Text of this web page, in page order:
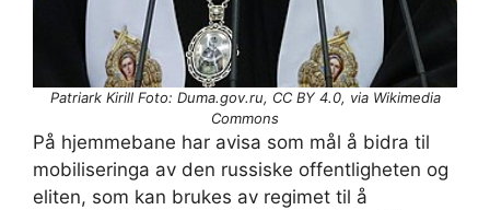
Patriark Kirill Foto: Duma.gov.ru, CC BY 4.0, via Wikimedia
Commons
På hjemmebane har avisa som mål å bidra til
mobiliseringa av den russiske offentligheten og
eliten, som kan brukes av regimet til å